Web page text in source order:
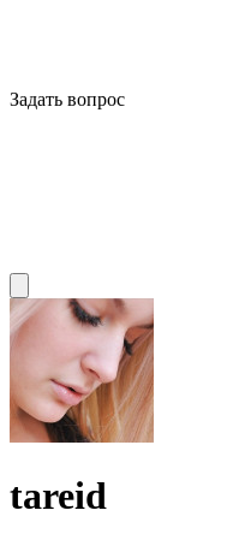
Задать вопрос
tareid